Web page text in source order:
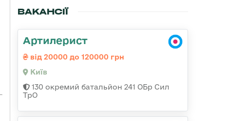
ВАКАНСІЇ
Артилерист
від 20000 до 120000 грн
Київ
130 окремий батальйон 241 ОБр Сил
ТрО